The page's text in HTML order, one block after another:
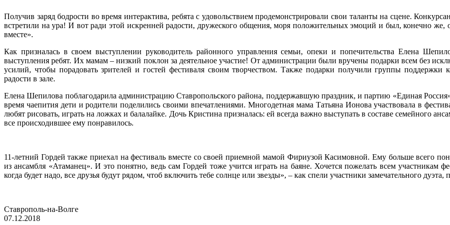
Получив заряд бодрости во время интерактива, ребята с удовольствием продемонстрировали свои таланты на сцене.
встретили на ура! И вот ради этой искренней радости, дружеского общения, моря положительных эмоций и был, конечно же,
вместе».
Как призналась в своем выступлении руководитель районного управления семьи, опеки и попечительства Елена
выступления ребят. Их мамам – низкий поклон за деятельное участие! От администрации были вручены подарки всем без
усилий, чтобы порадовать зрителей и гостей фестиваля своим творчеством. Также подарки получили группы поддержки
радости в зале.
Елена Шепилова поблагодарила администрацию Ставропольского района, поддержавшую праздник, и партию «Единая
время чаепития дети и родители поделились своими впечатлениями. Многодетная мама Татьяна Ионова участвовала в
любят рисовать, играть на ложках и балалайке. Дочь Кристина призналась: ей всегда важно выступать в составе семейного
все происходившее ему понравилось.
11-летний Гордей также приехал на фестиваль вместе со своей приемной мамой Фириузой Касимовной. Ему больше всего
из ансамбля «Атаманец». И это понятно, ведь сам Гордей тоже учится играть на баяне. Хочется пожелать всем участникам
когда будет надо, все друзья будут рядом, чтоб включить тебе солнце или звезды», – как спели участники замечательного
Ставрополь-на-Волге
07.12.2018